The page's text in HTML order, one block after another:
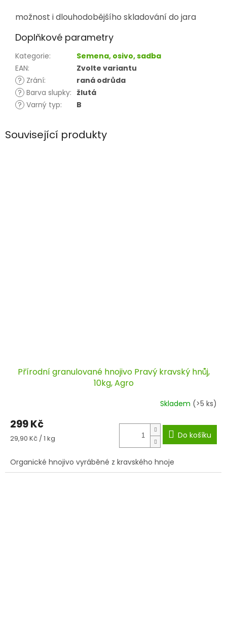
možnost i dlouhodobějšího skladování do jara
Doplňkové parametry
Kategorie:
Semena, osivo, sadba
EAN:
Zvolte variantu
? Zrání:
raná odrůda
? Barva slupky: žlutá
? Varný typ: B
Související produkty
Přírodní granulované hnojivo Pravý kravský hnůj,
10kg, Agro
Skladem (>5 ks)
299 Kč
Měrná
29,90 Kč / 1 kg Do košíku
Organické hnojivo vyráběné z kravského hnoje